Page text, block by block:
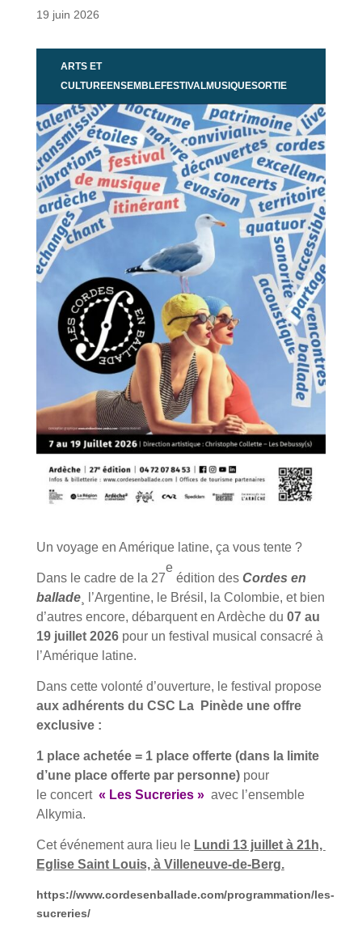
19 juin 2026
ARTS ET
CULTUREENSEMBLEFESTIVALMUSIQUESORTIE
Un voyage en Amérique latine, ça vous tente ?
Dans le cadre de la 27
e
édition des Cordes en
ballade¸ l’Argentine, le Brésil, la Colombie, et bien
d’autres encore, débarquent en Ardèche du 07 au
19 juillet 2026pour un festival musical consacré à
l’Amérique latine.
Dans cette volonté d’ouverture, le festival propose
aux adhérents du CSC La Pinède une offre
exclusive :
1 place achetée = 1 place offerte (dans la limite
d’une place offerte par personne)pour
le concert « Les Sucreries » avec l’ensemble
Alkymia.
Cet événement aura lieu le Lundi 13 juillet à 21h,
Eglise Saint Louis, à Villeneuve-de-Berg.
https://www.cordesenballade.com/programmation/les-
sucreries/